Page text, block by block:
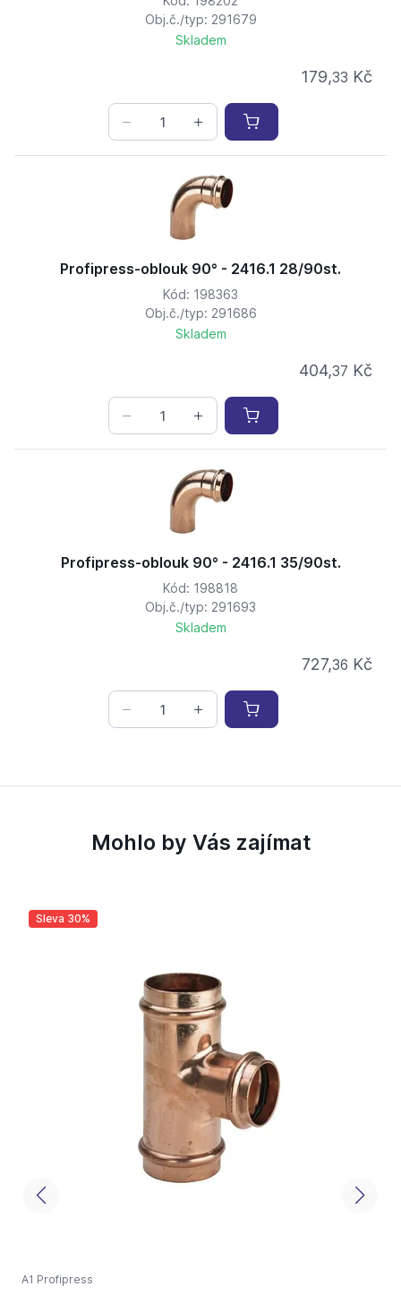
Obj.č./typ: 291679
Skladem
179,33 Kč
Profipress-oblouk 90° - 2416.1 28/90st.
Kód: 198363
Obj.č./typ: 291686
Skladem
404,37 Kč
Profipress-oblouk 90° - 2416.1 35/90st.
Kód: 198818
Obj.č./typ: 291693
Skladem
727,36 Kč
Mohlo by Vás zajímat
Sleva 30%
A1 Profipress